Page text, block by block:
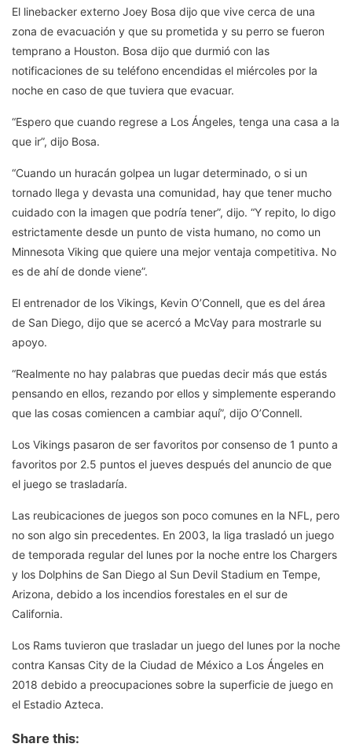
El linebacker externo Joey Bosa dijo que vive cerca de una
zona de evacuación y que su prometida y su perro se fueron
temprano a Houston. Bosa dijo que durmió con las
notificaciones de su teléfono encendidas el miércoles por la
noche en caso de que tuviera que evacuar.
“Espero que cuando regrese a Los Ángeles, tenga una casa a la
que ir”, dijo Bosa.
“Cuando un huracán golpea un lugar determinado, o si un
tornado llega y devasta una comunidad, hay que tener mucho
cuidado con la imagen que podría tener”, dijo. “Y repito, lo digo
estrictamente desde un punto de vista humano, no como un
Minnesota Viking que quiere una mejor ventaja competitiva. No
es de ahí de donde viene”.
El entrenador de los Vikings, Kevin O’Connell, que es del área
de San Diego, dijo que se acercó a McVay para mostrarle su
apoyo.
“Realmente no hay palabras que puedas decir más que estás
pensando en ellos, rezando por ellos y simplemente esperando
que las cosas comiencen a cambiar aquí”, dijo O’Connell.
Los Vikings pasaron de ser favoritos por consenso de 1 punto a
favoritos por 2.5 puntos el jueves después del anuncio de que
el juego se trasladaría.
Las reubicaciones de juegos son poco comunes en la NFL, pero
no son algo sin precedentes. En 2003, la liga trasladó un juego
de temporada regular del lunes por la noche entre los Chargers
y los Dolphins de San Diego al Sun Devil Stadium en Tempe,
Arizona, debido a los incendios forestales en el sur de
California.
Los Rams tuvieron que trasladar un juego del lunes por la noche
contra Kansas City de la Ciudad de México a Los Ángeles en
2018 debido a preocupaciones sobre la superficie de juego en
el Estadio Azteca.
Share this: